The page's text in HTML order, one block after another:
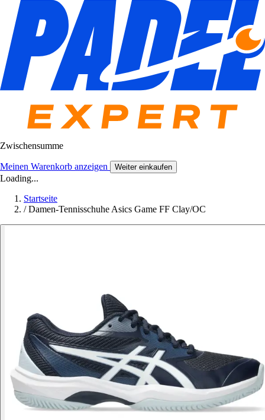
Zwischensumme
Meinen Warenkorb anzeigen Weiter einkaufen
Loading...
Startseite
/ Damen-Tennisschuhe Asics Game FF Clay/OC